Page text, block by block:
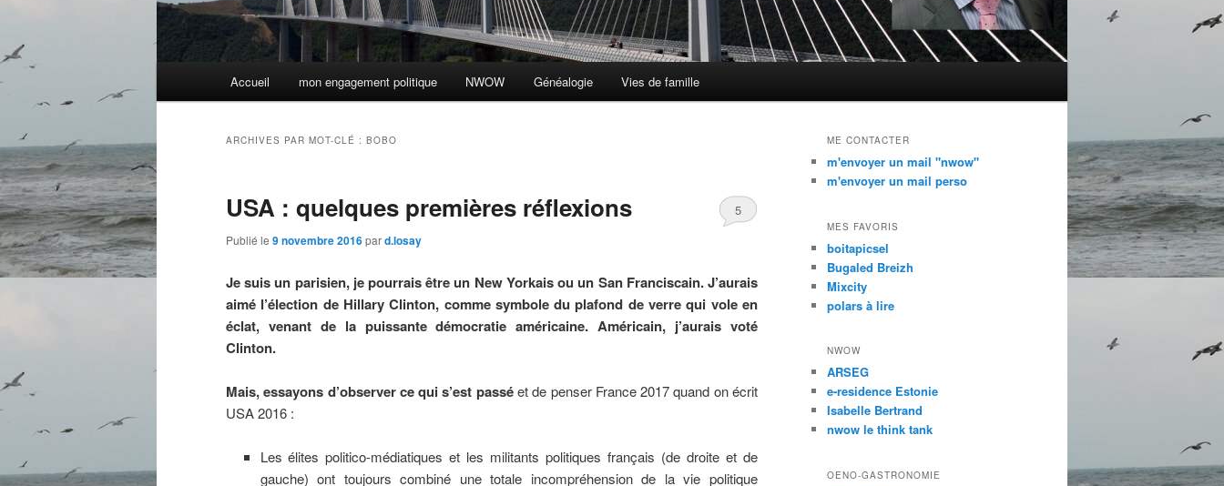
Accueil mon engagement politique NWOW Généalogie Vies de famille
ARCHIVES PAR MOT-CLÉ : BOBO
USA : quelques premières réflexions
Publié le 9 novembre 2016pard.losay
5
Je suis un parisien, je pourrais être un New Yorkais ou un San Franciscain. J’aurais
aimé l’élection de Hillary Clinton, comme symbole du plafond de verre qui vole en
éclat, venant de la puissante démocratie américaine. Américain, j’aurais voté
Clinton.
Mais, essayons d’observer ce qui s’est passéet de penser France 2017 quand on écrit
USA 2016 :
Les élites politico-médiatiques et les militants politiques français (de droite et de
gauche) ont toujours combiné une totale incompréhension de la vie politique
ME CONTACTER
m'envoyer un mail "nwow"
m'envoyer un mail perso
MES FAVORIS
boitapicsel
Bugaled Breizh
Mixcity
polars à lire
NWOW
ARSEG
e-residence Estonie
Isabelle Bertrand
nwow le think tank
OENO-GASTRONOMIE